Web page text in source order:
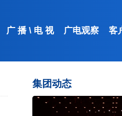
广 播 \ 电 视 广电观察 客
集团动态